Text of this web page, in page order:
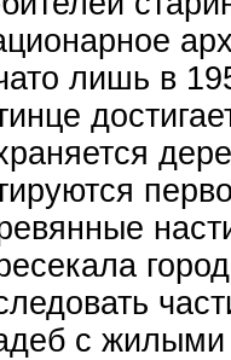
лишь в
с жилыми